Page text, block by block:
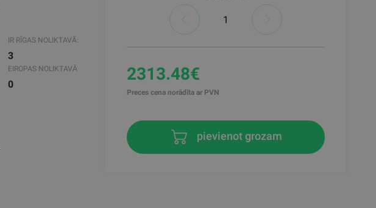
IR RĪGAS NOLIKTAVĀ:
3
EIROPAS NOLIKTAVĀ
0
2313.48€
Preces cena norādīta ar PVN
pievienot grozam